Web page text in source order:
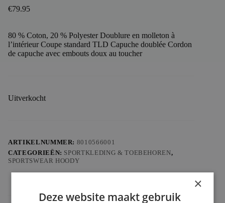
€79.95
80 % Coton, 20 % Polyester Doublure en molleton à
l’intérieur Coupe standard TLD Capuche doublée Cordon
de capuche avec embouts doux au toucher
Uitverkocht
ARTIKELNUMMER: 8010566001
CATEGORIEËN: SPORTKLEDING & TOEBEHOREN,
SPORTSWEAR HOODY
×
Deze website maakt gebruik